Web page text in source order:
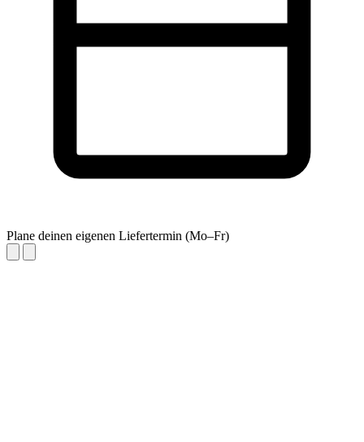
Plane deinen eigenen Liefertermin (Mo–Fr)